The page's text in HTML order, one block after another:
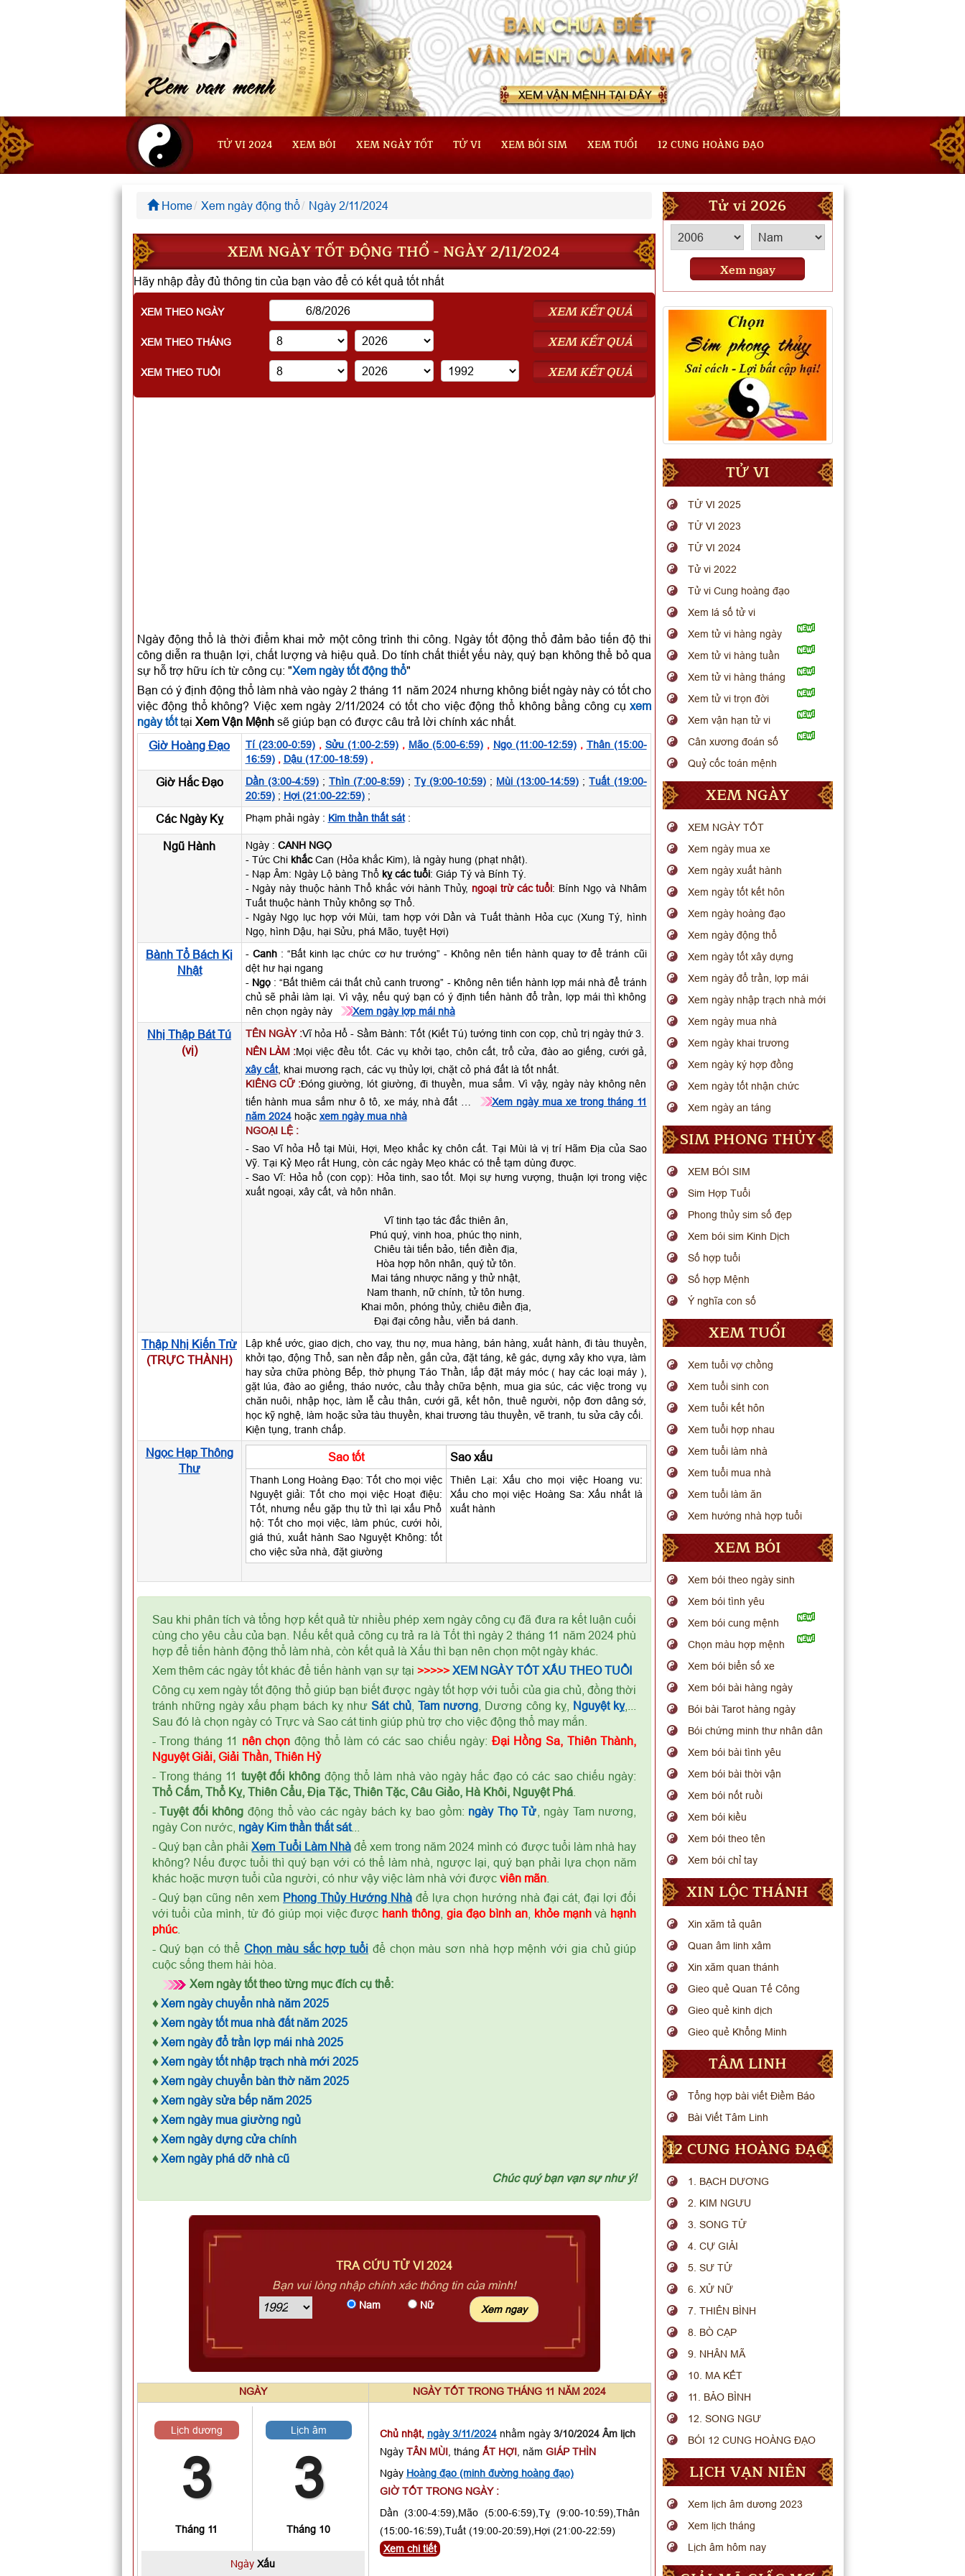
TỬ VI 2024 XEM BÓI XEM NGÀY TỐT TỬ VI XEM BÓI SIM XEM TUỔI 12 CUNG HOÀNG ĐẠO
Home Xem ngày động thổ Ngày 2/11/2024
XEM NGÀY TỐT ĐỘNG THỔ - NGÀY 2/11/2024
Hãy nhập đầy đủ thông tin của bạn vào để có kết quả tốt nhất
XEM THEO NGÀY XEM KẾT QUẢ
XEM THEO THÁNG XEM KẾT QUẢ
XEM THEO TUỔI XEM KẾT QUẢ
Ngày động thổ là thời điểm khai mở một công trình thi công. Ngày tốt động thổ đảm bảo tiến độ thi
công diễn ra thuận lợi, chất lượng và hiệu quả. Do tính chất thiết yếu này, quý bạn không thể bỏ qua
sự hỗ trợ hữu ích từ công cụ: "Xem ngày tốt động thổ"
Bạn có ý định động thổ làm nhà vào ngày 2 tháng 11 năm 2024 nhưng không biết ngày này có tốt cho
việc động thổ không? Việc xem ngày 2/11/2024 có tốt cho việc động thổ không bằng công cụxem
ngày tốttại Xem Vận Mệnhsẽ giúp bạn có được câu trả lời chính xác nhất.
Giờ Hoàng Đạo
Tí (23:00-0:59), Sửu (1:00-2:59), Mão (5:00-6:59), Ngọ (11:00-12:59), Thân (15:00-
16:59), Dậu (17:00-18:59),
Giờ Hắc Đạo Dần (3:00-4:59); Thìn (7:00-8:59); Tỵ (9:00-10:59) ; Mùi (13:00-14:59) ;Tuất (19:00-
20:59); Hợi (21:00-22:59);
Các Ngày Kỵ Phạm phải ngày : Kim thần thất sát:
Ngũ Hành Ngày : CANH NGỌ
- Tức Chi khắcCan (Hỏa khắc Kim), là ngày hung (phạt nhật).
- Nạp Âm: Ngày Lộ bàng Thổ kỵ các tuổi: Giáp Tý và Bính Tý.
- Ngày này thuộc hành Thổ khắc với hành Thủy, ngoại trừ các tuổi: Bính Ngọ và Nhâm
Tuất thuộc hành Thủy không sợ Thổ.
- Ngày Ngọ lục hợp với Mùi, tam hợp với Dần và Tuất thành Hỏa cục (Xung Tý, hình
Ngọ, hình Dậu, hại Sửu, phá Mão, tuyệt Hợi)
Bành Tổ Bách Kị
Nhật
- Canh: “Bất kinh lạc chức cơ hư trướng” - Không nên tiến hành quay tơ để tránh cũi
dệt hư hại ngang
- Ngọ: “Bất thiêm cái thất chủ canh trương” - Không nên tiến hành lợp mái nhà để tránh
chủ sẽ phải làm lại. Vì vậy, nếu quý bạn có ý định tiến hành đổ trần, lợp mái thì không
nên chọn ngày này
Xem ngày lợp mái nhà
Nhị Thập Bát Tú
(vị)
TÊN NGÀY :Vĩ hỏa Hổ - Sầm Bành: Tốt (Kiết Tú) tướng tinh con cọp, chủ trị ngày thứ 3.
NÊN LÀM :Mọi việc đều tốt. Các vụ khởi tạo, chôn cất, trổ cửa, đào ao giếng, cưới gả,
xây cất, khai mương rạch, các vụ thủy lợi, chặt cỏ phá đất là tốt nhất.
KIÊNG CỮ :Đóng giường, lót giường, đi thuyền, mua sắm. Vì vậy, ngày này không nên
tiến hành mua sắm như ô tô, xe máy, nhà đất …
Xem ngày mua xe trong tháng 11
năm 2024hoặc xem ngày mua nhà
NGOẠI LỆ :
- Sao Vĩ hỏa Hổ tại Mùi, Hợi, Mẹo khắc kỵ chôn cất. Tại Mùi là vị trí Hãm Địa của Sao
Vỹ. Tại Kỷ Mẹo rất Hung, còn các ngày Mẹo khác có thể tạm dùng được.
- Sao Vĩ: Hỏa hổ (con cọp): Hỏa tinh, sao tốt. Mọi sự hưng vượng, thuận lợi trong việc
xuất ngoại, xây cất, và hôn nhân.
Vĩ tinh tạo tác đắc thiên ân,
Phú quý, vinh hoa, phúc thọ ninh,
Chiêu tài tiến bảo, tiến điền địa,
Hòa hợp hôn nhân, quý tử tôn.
Mai táng nhược năng y thử nhật,
Nam thanh, nữ chính, tử tôn hưng.
Khai môn, phóng thủy, chiêu điền địa,
Đại đại công hầu, viễn bá danh.
Thập Nhị Kiến Trừ
(TRỰC THÀNH)
Lập khế ước, giao dịch, cho vay, thu nợ, mua hàng, bán hàng, xuất hành, đi tàu thuyền,
khởi tạo, động Thổ, san nền đắp nền, gắn cửa, đặt táng, kê gác, dựng xây kho vựa, làm
hay sửa chữa phòng Bếp, thờ phụng Táo Thần, lắp đặt máy móc ( hay các loại máy ),
gặt lúa, đào ao giếng, tháo nước, cầu thầy chữa bệnh, mua gia súc, các việc trong vụ
chăn nuôi, nhập học, làm lễ cầu thân, cưới gã, kết hôn, thuê người, nộp đơn dâng sớ,
học kỹ nghệ, làm hoặc sửa tàu thuyền, khai trương tàu thuyền, vẽ tranh, tu sửa cây cối.
Kiện tụng, tranh chấp.
Ngọc Hạp Thông
Thư
Sao tốt Sao xấu
Thanh Long Hoàng Đạo: Tốt cho mọi việc
Nguyệt giải: Tốt cho mọi việc Hoạt điệu:
Tốt, nhưng nếu gặp thụ tử thì lại xấu Phổ
hộ: Tốt cho mọi việc, làm phúc, cưới hỏi,
giá thú, xuất hành Sao Nguyệt Không: tốt
cho việc sửa nhà, đặt giường
Thiên Lại: Xấu cho mọi việc Hoang vu:
Xấu cho mọi việc Hoàng Sa: Xấu nhất là
xuất hành
Sau khi phân tích và tổng hợp kết quả từ nhiều phép xem ngày công cụ đã đưa ra kết luận cuối
cùng cho yêu cầu của bạn. Nếu kết quả công cụ trả ra là Tốt thì ngày 2 tháng 11 năm 2024 phù
hợp để tiến hành động thổ làm nhà, còn kết quả là Xấu thì bạn nên chọn một ngày khác.
Xem thêm các ngày tốt khác để tiến hành vạn sự tại >>>>> XEM NGÀY TỐT XẤU THEO TUỔI
Công cụ xem ngày tốt động thổ giúp bạn biết được ngày tốt hợp với tuổi của gia chủ, đồng thời
tránh những ngày xấu phạm bách kỵ nhưSát chủ, Tam nương , Dương công kỵ, Nguyệt kỵ,...
Sau đó là chọn ngày có Trực và Sao cát tinh giúp phù trợ cho việc động thổ may mắn.
- Trong tháng 11 nên chọn động thổ làm có các sao chiếu ngày: Đại Hồng Sa, Thiên Thành,
Nguyệt Giải, Giải Thần, Thiên Hỷ
- Trong tháng 11 tuyệt đối không động thổ làm nhà vào ngày hắc đạo có các sao chiếu ngày:
Thổ Cấm, Thổ Kỵ, Thiên Cẩu, Địa Tặc, Thiên Tặc, Câu Giảo, Hà Khôi, Nguyệt Phá.
-Tuyệt đối không động thổ vào các ngày bách kỵ bao gồm: ngày Thọ Tử , ngày Tam nương,
ngày Con nước, ngày Kim thần thất sát...
- Quý bạn cần phảiXem Tuổi Làm Nhà để xem trong năm 2024 mình có được tuổi làm nhà hay
không? Nếu được tuổi thì quý bạn với có thể làm nhà, ngược lại, quý bạn phải lựa chọn năm
khác hoặc mượn tuổi của người, có như vậy việc làm nhà với được viên mãn.
- Quý bạn cũng nên xem Phong Thủy Hướng Nhàđể lựa chọn hướng nhà đại cát, đại lợi đối
với tuổi của mình, từ đó giúp mọi việc được hanh thông ,gia đạo bình an, khỏe mạnhvà hạnh
phúc.
- Quý bạn có thểChọn màu sắc hợp tuổi để chọn màu sơn nhà hợp mệnh với gia chủ giúp
cuộc sống them hài hòa.
Xem ngày tốt theo từng mục đích cụ thể:
♦ Xem ngày chuyển nhà năm 2025
♦ Xem ngày tốt mua nhà đất năm 2025
♦ Xem ngày đổ trần lợp mái nhà 2025
♦ Xem ngày tốt nhập trạch nhà mới 2025
♦ Xem ngày chuyển bàn thờ năm 2025
♦ Xem ngày sửa bếp năm 2025
♦ Xem ngày mua giường ngủ
♦ Xem ngày dựng cửa chính
♦ Xem ngày phá dỡ nhà cũ
Chúc quý bạn vạn sự như ý!
TRA CỨU TỬ VI 2024
Bạn vui lòng nhập chính xác thông tin của mình!
Nam Nữ
NGÀY NGÀY TỐT TRONG THÁNG 11 NĂM 2024
Lịch dương
3
Tháng 11
Lịch âm
3
Tháng 10
Ngày Xấu
Chủ nhật, ngày 3/11/2024nhằm ngày 3/10/2024 Âm lịch
Ngày TÂN MÙI , tháng ẤT HỢI , năm GIÁP THÌN
Ngày Hoàng đạo (minh đường hoàng đạo)
GIỜ TỐT TRONG NGÀY :
Dần (3:00-4:59),Mão (5:00-6:59),Tỵ (9:00-10:59),Thân
(15:00-16:59),Tuất (19:00-20:59),Hợi (21:00-22:59)
Xem chi tiết
Tử vi 2026
Xem ngay
TỬ VI
TỬ VI 2025
TỬ VI 2023
TỬ VI 2024
Tử vi 2022
Tử vi Cung hoàng đạo
Xem lá số tử vi
Xem tử vi hàng ngày
Xem tử vi hàng tuần
Xem tử vi hàng tháng
Xem tử vi trọn đời
Xem vận hạn tử vi
Cân xương đoán số
Quỷ cốc toán mệnh
XEM NGÀY
XEM NGÀY TỐT
Xem ngày mua xe
Xem ngày xuất hành
Xem ngày tốt kết hôn
Xem ngày hoàng đạo
Xem ngày động thổ
Xem ngày tốt xây dựng
Xem ngày đổ trần, lợp mái
Xem ngày nhập trạch nhà mới
Xem ngày mua nhà
Xem ngày khai trương
Xem ngày ký hợp đồng
Xem ngày tốt nhận chức
Xem ngày an táng
SIM PHONG THỦY
XEM BÓI SIM
Sim Hợp Tuổi
Phong thủy sim số đẹp
Xem bói sim Kinh Dịch
Số hợp tuổi
Số hợp Mệnh
Ý nghĩa con số
XEM TUỔI
Xem tuổi vợ chồng
Xem tuổi sinh con
Xem tuổi kết hôn
Xem tuổi hợp nhau
Xem tuổi làm nhà
Xem tuổi mua nhà
Xem tuổi làm ăn
Xem hướng nhà hợp tuổi
XEM BÓI
Xem bói theo ngày sinh
Xem bói tình yêu
Xem bói cung mệnh
Chọn màu hợp mệnh
Xem bói biển số xe
Xem bói bài hàng ngày
Bói bài Tarot hàng ngày
Bói chứng minh thư nhân dân
Xem bói bài tình yêu
Xem bói bài thời vận
Xem bói nốt ruồi
Xem bói kiều
Xem bói theo tên
Xem bói chỉ tay
XIN LỘC THÁNH
Xin xăm tả quân
Quan âm linh xâm
Xin xăm quan thánh
Gieo quẻ Quan Tế Công
Gieo quẻ kinh dịch
Gieo quẻ Khổng Minh
TÂM LINH
Tổng hợp bài viết Điềm Báo
Bài Viết Tâm Linh
12 CUNG HOÀNG ĐẠO
1. BẠCH DƯƠNG
2. KIM NGƯU
3. SONG TỬ
4. CỰ GIẢI
5. SƯ TỬ
6. XỬ NỮ
7. THIÊN BÌNH
8. BÒ CẠP
9. NHÂN MÃ
10. MA KẾT
11. BẢO BÌNH
12. SONG NGƯ
BÓI 12 CUNG HOÀNG ĐẠO
LỊCH VẠN NIÊN
Xem lịch âm dương 2023
Xem lịch tháng
Lịch âm hôm nay